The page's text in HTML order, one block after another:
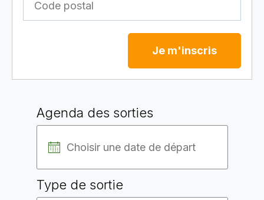
Je m'inscris
Agenda des sorties
Type de sortie